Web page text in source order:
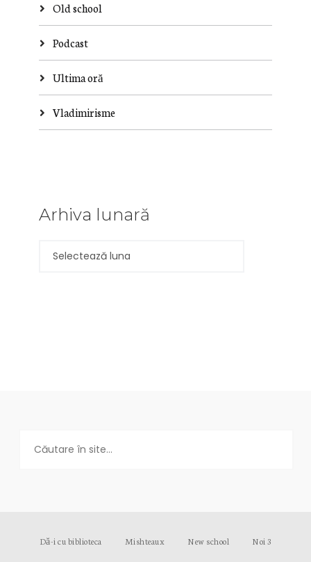
Old school
Podcast
Ultima oră
Vladimirisme
Arhiva lunară
Dă-i cu biblioteca Mishteaux New school Noi 3